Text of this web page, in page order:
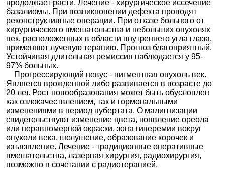
продолжает расти. Лечение - хирургическое иссечение
базалиомы. При возникновении дефекта проводят
реконструктивные операции. При отказе больного от
хирургического вмешательства и небольших опухолях
век, расположенных в области внутреннего угла глаза,
применяют лучевую терапию. Прогноз благоприятный.
Устойчивая длительная ремиссия наблюдается у 95-
97% больных.
Прогрессирующий невус - пигментная опухоль век.
Является врожденной либо развивается в возрасте до
20 лет. Рост новообразования может быть обусловлен
как озлокачествлением, так и гормональными
изменениями в период пубертата. О малигнизации
свидетельствуют изменение цвета, появление ореола
или неравномерной окраски, зона гиперемии вокруг
опухоли века, шелушение, образование корочек и
изъязвление. Лечение - традиционные оперативные
вмешательства, лазерная хирургия, радиохирургия,
возможно в сочетании с радиотерапией.